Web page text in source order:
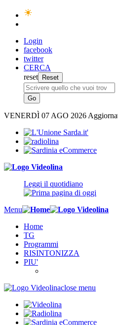
Login
facebook
twitter
CERCA
reset
VENERDÌ 07 AGO 2026
Leggi il quotidiano
Menu
Home
TG
Programmi
RISINTONIZZA
PIU'
close menu